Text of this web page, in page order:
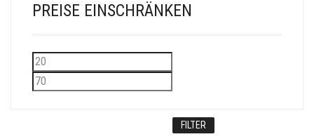
PREISE EINSCHRÄNKEN
Min.
Preis
Preis
FILTER